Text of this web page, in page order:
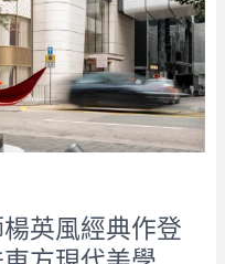
楊英風經典作登